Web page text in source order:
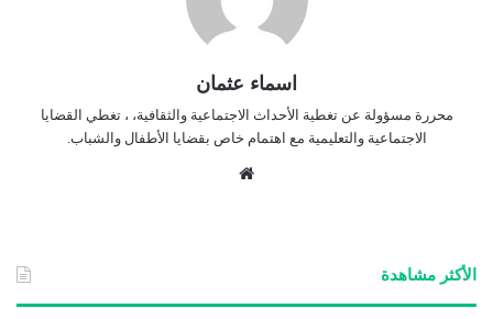
اسماء عثمان
محررة مسؤولة عن تغطية الأحداث الاجتماعية والثقافية، ، تغطي القضايا
الاجتماعية والتعليمية مع اهتمام خاص بقضايا الأطفال والشباب.
الأكثر مشاهدة